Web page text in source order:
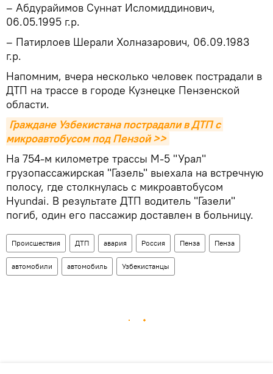
– Абдурайимов Суннат Исломиддинович,
06.05.1995 г.р.
– Патирлоев Шерали Холназарович, 06.09.1983
г.р.
Напомним, вчера несколько человек пострадали в
ДТП на трассе в городе Кузнецке Пензенской
области.
Граждане Узбекистана пострадали в ДТП с
микроавтобусом под Пензой >>
На 754-м километре трассы М-5 "Урал"
грузопассажирская "Газель" выехала на встречную
полосу, где столкнулась с микроавтобусом
Hyundai. В результате ДТП водитель "Газели"
погиб, один его пассажир доставлен в больницу.
Происшествия ДТП авария Россия Пенза Пенза
автомобили автомобиль Узбекистанцы